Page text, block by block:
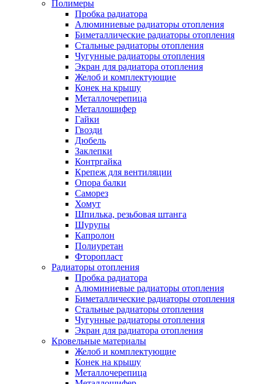
Полимеры
Пробка радиатора
Алюминиевые радиаторы отопления
Биметаллические радиаторы отопления
Стальные радиаторы отопления
Чугунные радиаторы отопления
Экран для радиатора отопления
Желоб и комплектующие
Конек на крышу
Металлочерепица
Металлошифер
Гайки
Гвозди
Дюбель
Заклепки
Контргайка
Крепеж для вентиляции
Опора балки
Саморез
Хомут
Шпилька, резьбовая штанга
Шурупы
Капролон
Полиуретан
Фторопласт
Радиаторы отопления
Пробка радиатора
Алюминиевые радиаторы отопления
Биметаллические радиаторы отопления
Стальные радиаторы отопления
Чугунные радиаторы отопления
Экран для радиатора отопления
Кровельные материалы
Желоб и комплектующие
Конек на крышу
Металлочерепица